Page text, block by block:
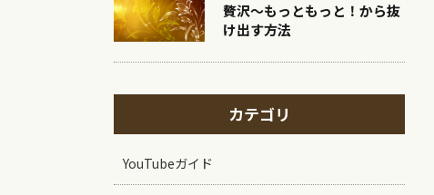
贅沢〜もっともっと！から抜
け出す方法
カテゴリ
YouTubeガイド